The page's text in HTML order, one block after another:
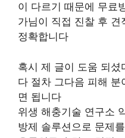
이 다르기 때문에 무료
가님이 직접 진찰 후 견
정확합니다
혹시 제 글이 도움 되셨
다 절차 그다음 피해 분
면 됩니다
위생 해충기술 연구소
방제 솔루션으로 문제